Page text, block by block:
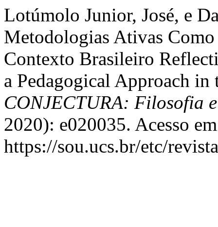
Lotúmolo Junior, José, e
Metodologias Ativas
Contexto Brasileiro
a Pedagogical Approach
CONJECTURA: Filosofia
2020): e020035. Acesso
https://sou.ucs.br/etc/